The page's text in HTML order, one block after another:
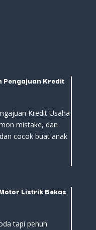
Pengajuan Kredit
Kredit Usaha
mistake, dan
cocok buat anak
Listrik Bekas
tapi penuh